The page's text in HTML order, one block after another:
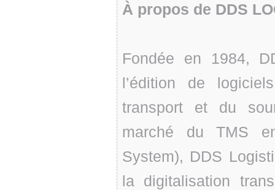
À propos de DDS
Fondée en 1984,
l’édition de
transport et du
marché du TMS
System), DDS
la digitalisation